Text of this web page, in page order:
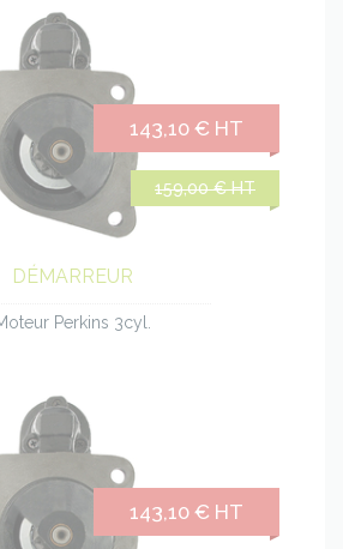
159,00 € HT
143,10 € HT
DÉMARREUR
Perkins 3cyl.
143,10 € HT